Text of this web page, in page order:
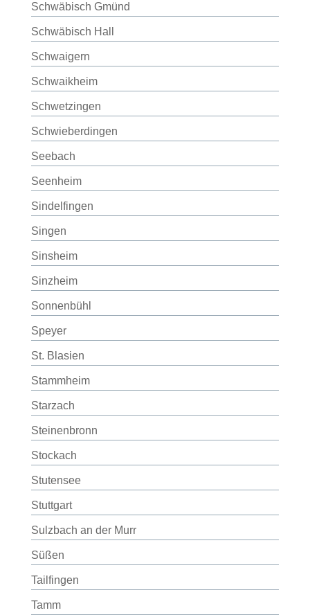
Schwäbisch Gmünd
Schwäbisch Hall
Schwaigern
Schwaikheim
Schwetzingen
Schwieberdingen
Seebach
Seenheim
Sindelfingen
Singen
Sinsheim
Sinzheim
Sonnenbühl
Speyer
St. Blasien
Stammheim
Starzach
Steinenbronn
Stockach
Stutensee
Stuttgart
Sulzbach an der Murr
Süßen
Tailfingen
Tamm